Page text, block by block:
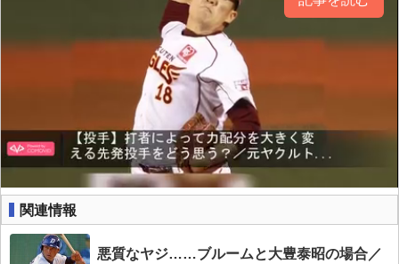
関連情報
悪質なヤジ……ブルームと大豊泰昭の場合／